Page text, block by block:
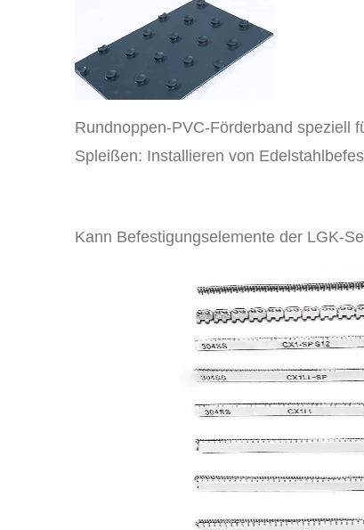
Rundnoppen-PVC-Förderband speziell
Spleißen: Installieren von
Kann Befestigungselemente der LGK-